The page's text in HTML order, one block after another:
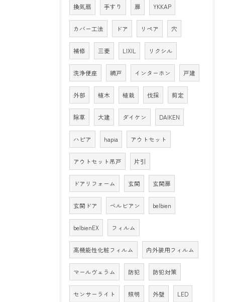
換気扇 手すり 扉 YKKAP
カバー工法 ドア リペア 穴
補修 三菱 LIXIL リクシル
洗浄便座 網戸 インターホン 戸建
外部 植木 植栽 伐採 剪定
除草 大建 ダイケン DAIKEN
ハピア hapia アウトセット
アウトセット吊戸 片引
ドアリフォーム 玄関 玄関扉
玄関ドア ベルビアン belbien
belbienEX フィルム
高機能性化粧フィルム 内外装用フィルム
マールヴェラム 防犯 防犯対策
センサーライト 照明 外壁 LED